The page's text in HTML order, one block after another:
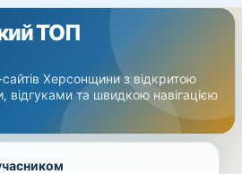
ТОП
Херсонщини з відкритою
відгуками та швидкою навігацією